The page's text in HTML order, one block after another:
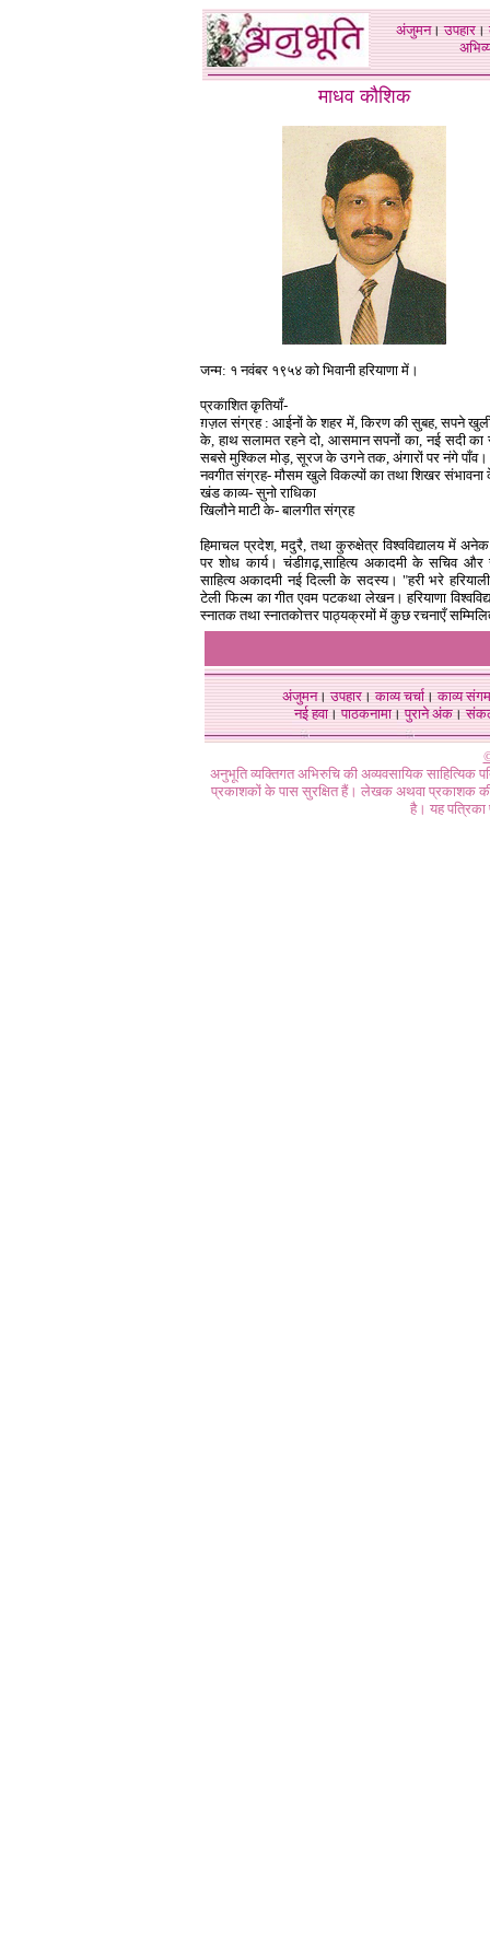
अंजुमन।उपहार।
माधव कौशिक
जन्म: १ नवंबर १९५४ को भिवानी हरियाणा में।
प्रकाशित कृतियाँ-
ग़ज़ल संग्रह : आईनों के शहर में, किरण की सुबह, सपने खुली
के, हाथ सलामत रहने दो, आसमान सपनों का, नई सदी का
सबसे मुश्किल मोड़, सूरज के उगने तक, अंगारों पर नंगे पाँव।
नवगीत संग्रह- मौसम खुले विकल्पों का तथा शिखर
खंड काव्य- सुनो राधिका
खिलौने माटी के- बालगीत संग्रह
हिमाचल प्रदेश, मदुरै, तथा कुरुक्षेत्र विश्वविद्यालय में
पर शोध कार्य। चंडीग़ढ़,साहित्य अकादमी के सचिव और
साहित्य अकादमी नई दिल्ली के सदस्य। "हरी भरे
टेली फिल्म का गीत एवम पटकथा लेखन। हरियाणा
स्नातक तथा स्नातकोत्तर पाठ्यक्रमों में कुछ रचनाएँ
अंजुमन।उपहार।काव्य चर्चा।काव्य संगम
नई हवा। पाठकनामा। पुराने अंक।
अनुभूति व्यक्तिगत अभिरुचि की अव्यवसायिक
प्रकाशकों के पास सुरक्षित हैं। लेखक अथवा प्रकाशक की
है। यह पत्रिका